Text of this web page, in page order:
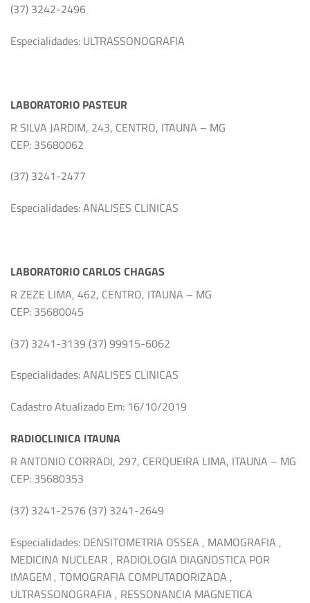
(37) 3242-2496
Especialidades: ULTRASSONOGRAFIA
LABORATORIO PASTEUR
R SILVA JARDIM, 243, CENTRO, ITAUNA – MG
CEP: 35680062
(37) 3241-2477
Especialidades: ANALISES CLINICAS
LABORATORIO CARLOS CHAGAS
R ZEZE LIMA, 462, CENTRO, ITAUNA – MG
CEP: 35680045
(37) 3241-3139 (37) 99915-6062
Especialidades: ANALISES CLINICAS
Cadastro Atualizado Em: 16/10/2019
RADIOCLINICA ITAUNA
R ANTONIO CORRADI, 297, CERQUEIRA LIMA, ITAUNA – MG
CEP: 35680353
(37) 3241-2576 (37) 3241-2649
Especialidades: DENSITOMETRIA OSSEA , MAMOGRAFIA ,
MEDICINA NUCLEAR , RADIOLOGIA DIAGNOSTICA POR
IMAGEM , TOMOGRAFIA COMPUTADORIZADA ,
ULTRASSONOGRAFIA , RESSONANCIA MAGNETICA